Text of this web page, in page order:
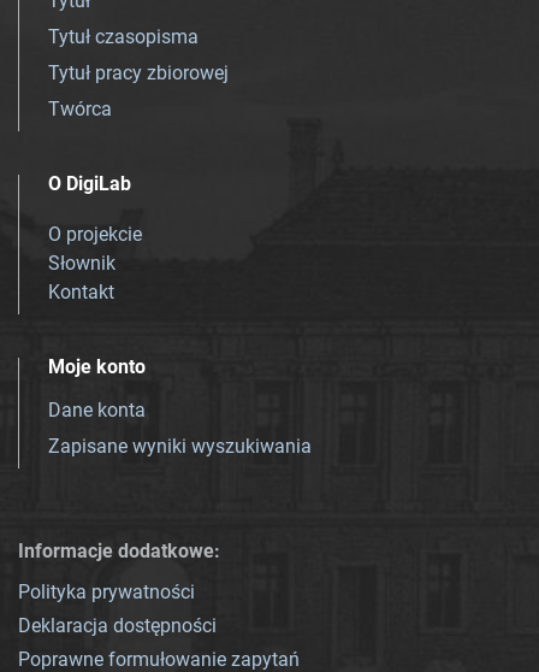
Tytuł czasopisma
Tytuł pracy zbiorowej
Twórca
O DigiLab
O projekcie
Słownik
Kontakt
Moje konto
Dane konta
Zapisane wyniki wyszukiwania
Informacje dodatkowe:
Polityka prywatności
Deklaracja dostępności
Poprawne formułowanie zapytań